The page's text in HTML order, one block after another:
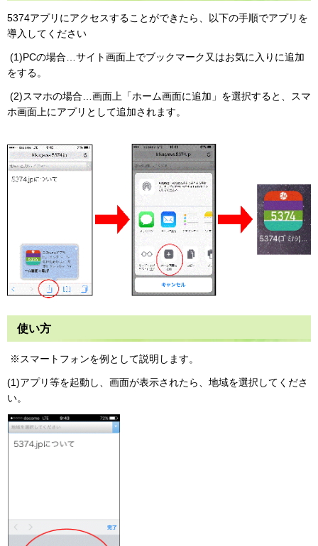
5374アプリにアクセスすることができたら、以下の手順でアプリを
導入してください
(1)PCの場合…サイト画面上でブックマーク又はお気に入りに追加
をする。
(2)スマホの場合…画面上「ホーム画面に追加」を選択すると、スマ
ホ画面上にアプリとして追加されます。
使い方
※スマートフォンを例として説明します。
(1)アプリ等を起動し、画面が表示されたら、地域を選択してくださ
い。